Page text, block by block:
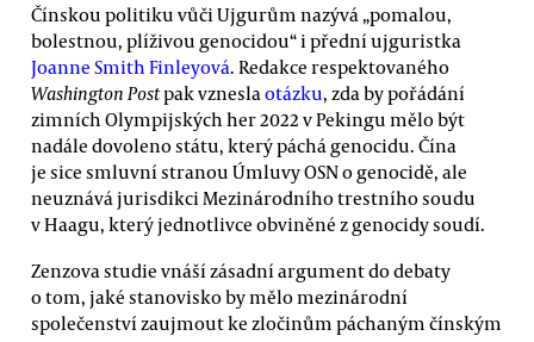
Čínskou politiku vůči Ujgurům nazývá „pomalou,
bolestnou, plíživou genocidou“ i přední ujguristka
Joanne Smith Finleyová. Redakce respektovaného
Washington Postpak vznesla otázku, zda by pořádání
zimních Olympijských her 2022 v Pekingu mělo být
nadále dovoleno státu, který páchá genocidu. Čína
je sice smluvní stranou Úmluvy OSN o genocidě, ale
neuznává jurisdikci Mezinárodního trestního soudu
v Haagu, který jednotlivce obviněné z genocidy soudí.
Zenzova studie vnáší zásadní argument do debaty
o tom, jaké stanovisko by mělo mezinárodní
společenství zaujmout ke zločinům páchaným čínským